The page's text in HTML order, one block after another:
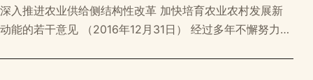
深入推进农业供给侧结构性改革 加快培育农业农村发展新
动能的若干意见 （2016年12月31日） 经过多年不懈努力，